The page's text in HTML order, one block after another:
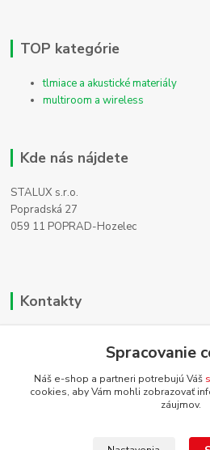
TOP kategórie
tlmiace a akustické materiály
multiroom a wireless
Kde nás nájdete
STALUX s.r.o.
Popradská 27
059 11 POPRAD-Hozelec
Kontakty
+421 911 990 200
info@homehifi.sk
Spracovanie
Náš e-shop a partneri potrebujú Váš
cookies, aby Vám mohli zobrazovať
záujmov.